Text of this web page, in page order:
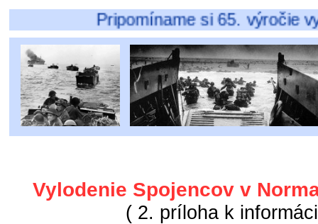
Pripomíname si 65. výročie
Vylodenie Spojencov v
( 2. príloha k